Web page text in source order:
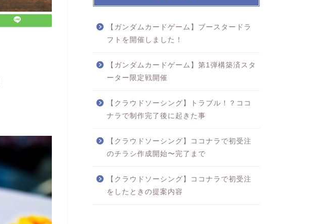
【ガンダムカードゲーム】ブースタードラ
フトを開催しました！
【ガンダムカードゲーム】第1弾構築済スタ
ーター限定戦開催
【クラウドソーシング】トラブル！？ココ
ナラで制作完了後に起きた事
【クラウドソーシング】ココナラで初受注
のチラシ作成開始〜完了まで
【クラウドソーシング】ココナラで初受注
をしたときの提案内容